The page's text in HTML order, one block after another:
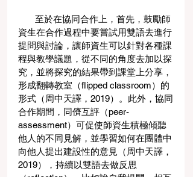
資生在合作過程中要嘗試用雙語去進行
提問與討論，讓師資生可以針對各種課
程與教學議題，從不同的角度去加以探
究，並將探究的結果帶到課堂上分享，
形成翻轉教室（flipped classroom）的
形式（周中天譯，2019）。此外，協同
合作期間，同儕互評（peer-
assessment）可促使師資生積極傾聽
他人的不同見解，並學習如何在團體中
向他人提出建設性的意見（周中天譯，
2019），持續以雙語去做反思